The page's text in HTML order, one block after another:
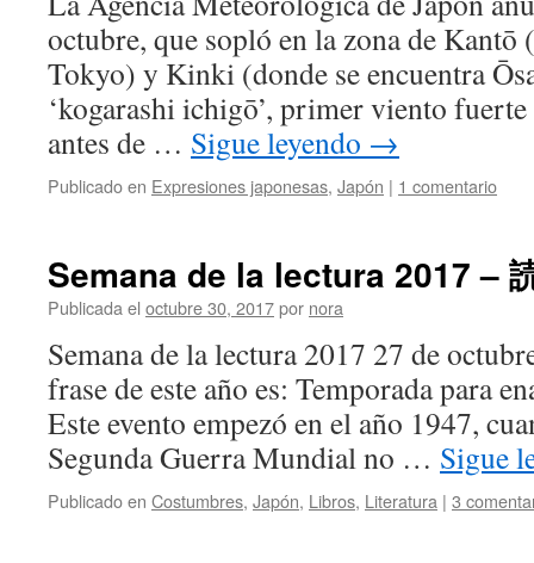
octubre, que sopló en la zona de Kantō
Tokyo) y Kinki (donde se encuentra
‘kogarashi ichigō’, primer viento
antes de … Sigue leyendo →
Publicado en Expresiones japonesas, Japón | 1 comentario
Semana de la lectura 2017 –
Publicada el octubre 30, 2017por nora
Semana de la lectura 2017 27 de
frase de este año es: Temporada para
Este evento empezó en el año 1947,
Segunda Guerra Mundial no … Sigue
Publicado en Costumbres, Japón, Libros, Literatura | 3